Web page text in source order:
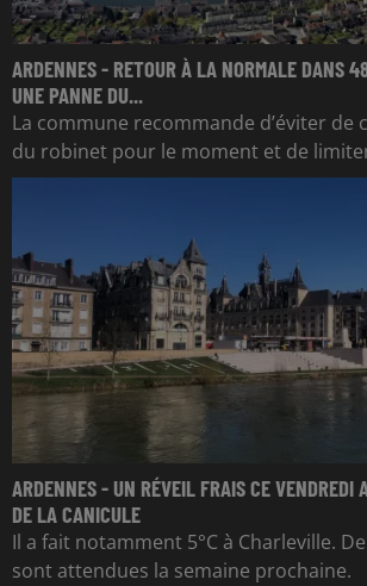
ARDENNES - RETOUR À LA NORMALE DANS
UNE PANNE DU...
La commune recommande d’éviter de
du robinet pour le moment et de
ARDENNES - UN RÉVEIL FRAIS CE VENDREDI
DE LA CANICULE
Il a fait notamment 5°C à Charleville.
sont attendues la semaine prochaine.